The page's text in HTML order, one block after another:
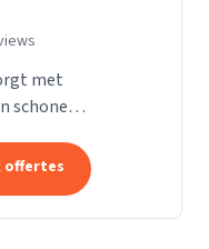
met
schone
Wij
offertes